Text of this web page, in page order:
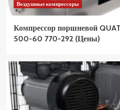
Воздушные компрессоры
Компрессор поршневой
500-60 770-292 (Цены)